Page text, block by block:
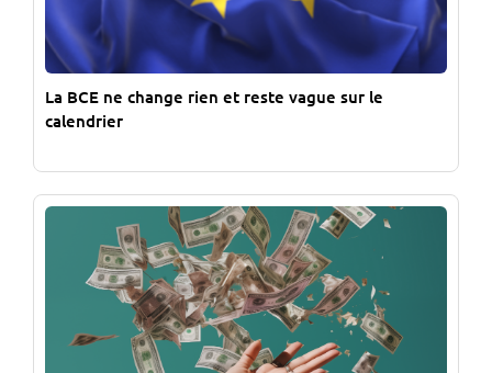
La BCE ne change rien et reste vague sur le
calendrier